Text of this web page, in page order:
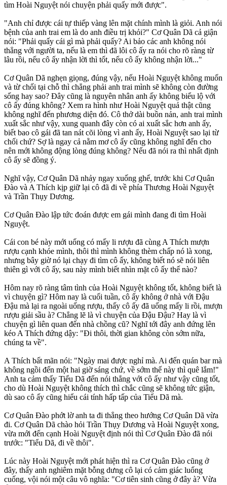
tìm Hoài Nguyệt nói chuyện phải quấy mới được".
"Anh chỉ được cái tự thiếp vàng lên mặt chính mình là giỏi. Anh nói
bệnh của anh trai em là do anh điều trị khỏi?" Cơ Quân Dã cả giận
nói: "Phải quấy cái gì mà phải quấy? Ai bảo các anh không nói
thẳng với người ta, nếu là em thì đã lôi cô ấy ra nói cho rõ ràng từ
lâu rồi, nếu cô ấy nhận lời thì tốt, nếu cô ấy không nhận lời..."
Cơ Quân Dã nghẹn giọng, đúng vậy, nếu Hoài Nguyệt không muốn
và từ chối tại chỗ thì chẳng phải anh trai mình sẽ không còn đường
sống hay sao? Đây cũng là nguyên nhân anh ấy không biểu lộ với
cô ấy đúng không? Xem ra hình như Hoài Nguyệt quả thật cũng
không nghĩ đến phương diện đó. Cô thở dài buồn nản, anh trai mình
xuất sắc như vậy, xung quanh đây còn có ai xuất sắc hơn anh ấy,
biết bao cô gái đã tan nát cõi lòng vì anh ấy, Hoài Nguyệt sao lại từ
chối chứ? Sợ là ngay cả nằm mơ cô ấy cũng không nghĩ đến cho
nên mới không động lòng đúng không? Nếu đã nói ra thì nhất định
cô ấy sẽ đồng ý.
Nghĩ vậy, Cơ Quân Dã nhảy ngay xuống ghế, trước khi Cơ Quân
Đào và A Thích kịp giữ lại cô đã đi về phía Thương Hoài Nguyệt
và Trần Thụy Dương.
Cơ Quân Đào lập tức đoán được em gái mình đang đi tìm Hoài
Nguyệt.
Cái con bé này mới uống có mấy li rượu đã cùng A Thích mượn
rượu cạnh khóe mình, thôi thì mình không thèm chấp nó là xong,
nhưng bây giờ nó lại chạy đi tìm cô ấy, không biết nó sẽ nói liên
thiên gì với cô ấy, sau này mình biết nhìn mặt cô ấy thế nào?
Hôm nay rõ ràng tâm tình của Hoài Nguyệt không tốt, không biết là
vì chuyện gì? Hôm nay là cuối tuần, cô ấy không ở nhà với Đậu
Đậu mà lại ra ngoài uống rượu, thấy cô ấy đã uống mấy li rồi, mượn
rượu giải sầu à? Chẳng lẽ là vì chuyện của Đậu Đậu? Hay là vì
chuyện gì liên quan đến nhà chồng cũ? Nghĩ tới đây anh đứng lên
kéo A Thích đứng dậy: "Đi thôi, thời gian không còn sớm nữa,
chúng ta về".
A Thích bất mãn nói: "Ngày mai được nghỉ mà. Ai đến quán bar mà
không ngồi đến một hai giờ sáng chứ, về sớm thế này thì quê lắm!"
Anh ta cảm thấy Tiểu Dã đến nói thẳng với cô ấy như vậy cũng tốt,
cho dù Hoài Nguyệt không thích thì chắc cũng sẽ không tức giận,
dù sao cô ấy cũng hiểu cái tính hấp tấp của Tiểu Dã mà.
Cơ Quân Đào phớt lờ anh ta đi thẳng theo hướng Cơ Quân Dã vừa
đi. Cơ Quân Dã chào hỏi Trần Thụy Dương và Hoài Nguyệt xong,
vừa mới đến cạnh Hoài Nguyệt định nói thì Cơ Quân Đào đã nói
trước: "Tiểu Dã, đi về thôi".
Lúc này Hoài Nguyệt mới phát hiện thì ra Cơ Quân Đào cũng ở
đây, thấy anh nghiêm mặt bỗng dưng cô lại có cảm giác luống
cuống, vội nói một câu vô nghĩa: "Cơ tiên sinh cũng ở đây à? Vừa